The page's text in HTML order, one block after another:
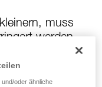
muss
werden
in Bezug auf
Sturzhöhe und somit
oder ähnliche